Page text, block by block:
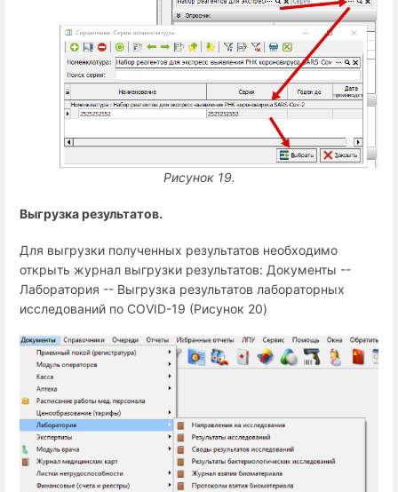
Рисунок 19.
Выгрузка результатов.
Для выгрузки полученных результатов необходимо
открыть журнал выгрузки результатов: Документы --
Лаборатория -- Выгрузка результатов лабораторных
исследований по COVID-19 (Рисунок 20)